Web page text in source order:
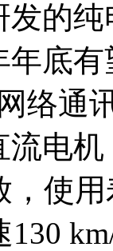
的
底
络通
电
，使
130